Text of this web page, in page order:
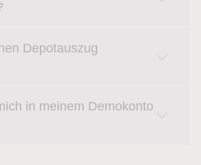
Depotauszug
in meinem Demokonto